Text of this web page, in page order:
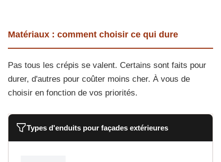
Matériaux : comment choisir ce qui dure
Pas tous les crépis se valent. Certains sont faits pour
durer, d'autres pour coûter moins cher. À vous de
choisir en fonction de vos priorités.
Types d'enduits pour façades extérieures